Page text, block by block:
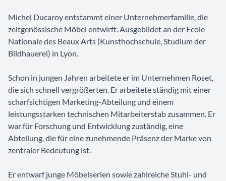
Michel Ducaroy entstammt einer Unternehmerfamilie, die
zeitgenössische Möbel entwirft. Ausgebildet an der Ecole
Nationale des Beaux Arts (Kunsthochschule, Studium der
Bildhauerei) in Lyon.
Schon in jungen Jahren arbeitete er im Unternehmen Roset,
die sich schnell vergrößerten. Er arbeitete ständig mit einer
scharfsichtigen Marketing-Abteilung und einem
leistungsstarken technischen Mitarbeiterstab zusammen. Er
war für Forschung und Entwicklung zuständig, eine
Abteilung, die für eine zunehmende Präsenz der Marke von
zentraler Bedeutung ist.
Er entwarf junge Möbelserien sowie zahlreiche Stuhl- und